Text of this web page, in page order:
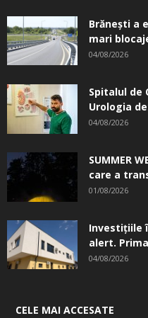
Brănești a
mari
04/08/2026
Spitalul de
Urologia
04/08/2026
SUMMER
care a
01/08/2026
Investițiile
alert.
04/08/2026
CELE MAI ACCESATE